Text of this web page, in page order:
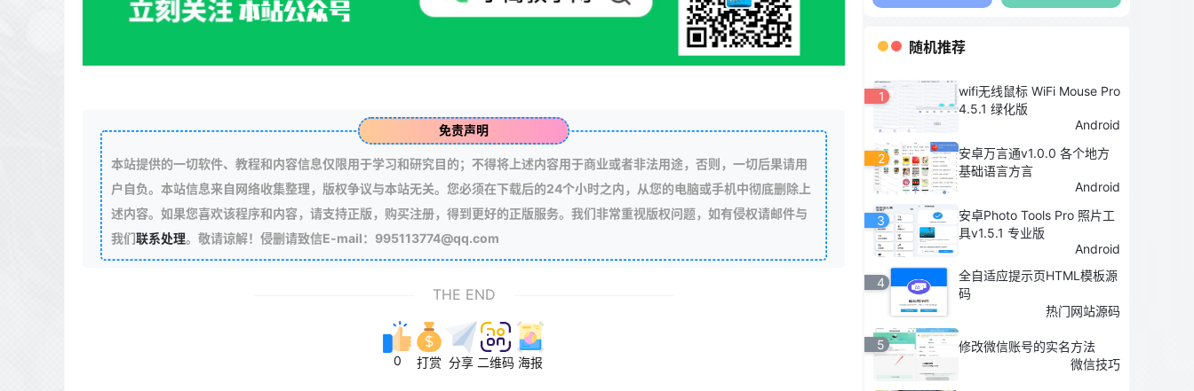
免责声明
本站提供的一切软件、教程和内容信息仅限用于学习和研究目的；不得将上述内容用于商业或者非法用途，否则，一切后果请用
户自负。本站信息来自网络收集整理，版权争议与本站无关。您必须在下载后的24个小时之内，从您的电脑或手机中彻底删除上
述内容。如果您喜欢该程序和内容，请支持正版，购买注册，得到更好的正版服务。我们非常重视版权问题，如有侵权请邮件与
我们联系处理。敬请谅解！侵删请致信E-mail：995113774@qq.com
THE END
0 打赏 分享 二维码 海报
随机推荐
1
wifi无线鼠标 WiFi Mouse Pro
4.5.1 绿化版
Android
2
安卓万言通v1.0.0 各个地方
基础语言方言
Android
3
安卓Photo Tools Pro 照片工
具v1.5.1 专业版
Android
4
全自适应提示页HTML模板源
码
热门网站源码
5
修改微信账号的实名方法
微信技巧